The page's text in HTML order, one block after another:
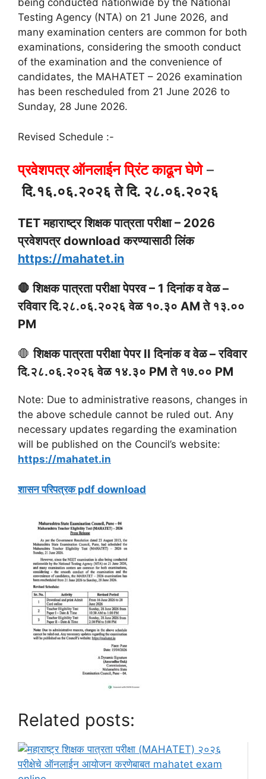
being conducted nationwide by the National
Testing Agency (NTA) on 21 June 2026, and
many examination centers are common for both
examinations, considering the smooth conduct
of the examination and the convenience of
candidates, the MAHATET – 2026 examination
has been rescheduled from 21 June 2026 to
Sunday, 28 June 2026.
Revised Schedule :-
प्रवेशपत्र ऑनलाईन प्रिंट काढून घेणे–
दि.१६.०६.२०२६ ते दि. २८.०६.२०२६
TET महाराष्ट्र शिक्षक पात्रता परीक्षा – 2026
प्रवेशपत्र download करण्यासाठी लिंक
https://mahatet.in
🛑 शिक्षक पात्रता परीक्षा पेपरव – 1 दिनांक व वेळ –
रविवार दि.२८.०६.२०२६ वेळ १०.३० AM ते १३.००
PM
🛑शिक्षक पात्रता परीक्षा पेपर II दिनांक व वेळ –रविवार
दि.२८.०६.२०२६ वेळ १४.३० PM ते १७.०० PM
Note: Due to administrative reasons, changes in
the above schedule cannot be ruled out. Any
necessary updates regarding the examination
will be published on the Council’s website:
https://mahatet.in
शासन परिपत्रक pdf download
Related posts: